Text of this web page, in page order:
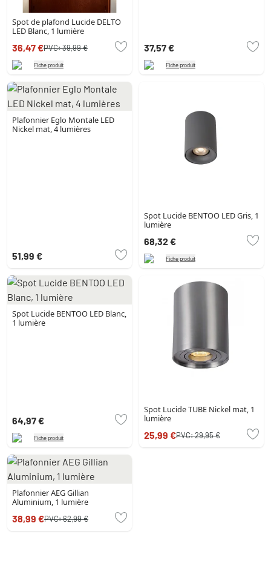
Spot de plafond Lucide DELTO
LED Blanc, 1 lumière
36,47 €PVC:39,99 €
Fiche produit
37,57 €
Fiche produit
Plafonnier Eglo Montale LED
Nickel mat, 4 lumières
51,99 €
Spot Lucide BENTOO LED Gris, 1
lumière
68,32 €
Fiche produit
Spot Lucide BENTOO LED Blanc,
1 lumière
64,97 €
Fiche produit
Spot Lucide TUBE Nickel mat, 1
lumière
25,99 €PVC:29,95 €
Plafonnier AEG Gillian
Aluminium, 1 lumière
38,99 €PVC:62,99 €